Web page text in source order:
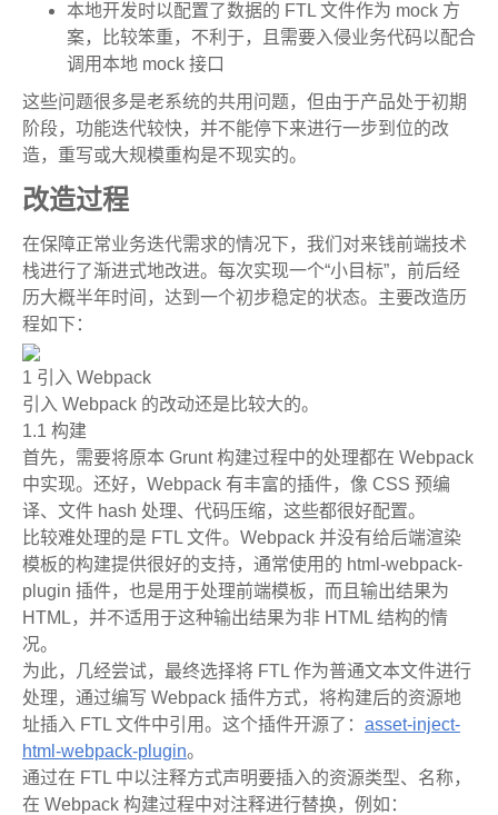
本地开发时以配置了数据的 FTL 文件作为 mock 方
案，比较笨重，不利于，且需要入侵业务代码以配合
调用本地 mock 接口
这些问题很多是老系统的共用问题，但由于产品处于初期
阶段，功能迭代较快，并不能停下来进行一步到位的改
造，重写或大规模重构是不现实的。
改造过程
在保障正常业务迭代需求的情况下，我们对来钱前端技术
栈进行了渐进式地改进。每次实现一个“小目标”，前后经
历大概半年时间，达到一个初步稳定的状态。主要改造历
程如下：
1 引入 Webpack
引入 Webpack 的改动还是比较大的。
1.1 构建
首先，需要将原本 Grunt 构建过程中的处理都在 Webpack
中实现。还好，Webpack 有丰富的插件，像 CSS 预编
译、文件 hash 处理、代码压缩，这些都很好配置。
比较难处理的是 FTL 文件。Webpack 并没有给后端渲染
模板的构建提供很好的支持，通常使用的 html-webpack-
plugin 插件，也是用于处理前端模板，而且输出结果为
HTML，并不适用于这种输出结果为非 HTML 结构的情
况。
为此，几经尝试，最终选择将 FTL 作为普通文本文件进行
处理，通过编写 Webpack 插件方式，将构建后的资源地
址插入 FTL 文件中引用。这个插件开源了： asset-inject-
html-webpack-plugin。
通过在 FTL 中以注释方式声明要插入的资源类型、名称，
在 Webpack 构建过程中对注释进行替换，例如：